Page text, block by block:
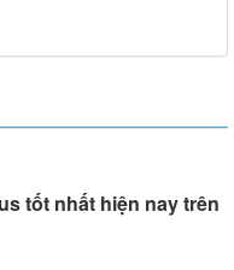
tốt nhất hiện nay trên